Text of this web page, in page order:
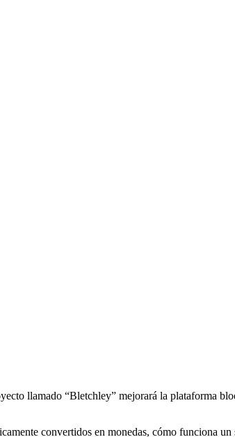
llamado “Bletchley” mejorará la plataforma
convertidos en monedas, cómo funciona